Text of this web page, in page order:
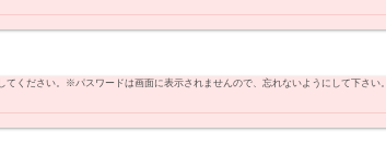
ください。 ※パスワードは画面に表示されませんので、忘れないようにして下さい。